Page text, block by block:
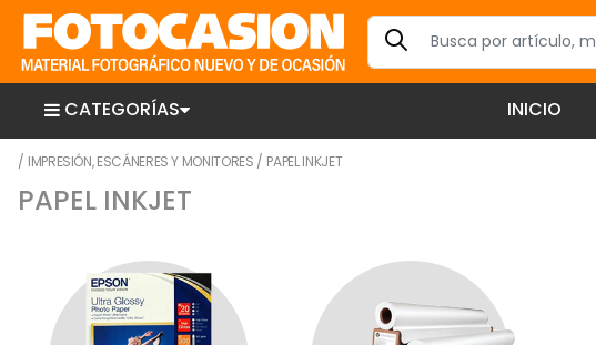
CATEGORÍAS INICIO
/ IMPRESIÓN, ESCÁNERES Y MONITORES / PAPEL INKJET
PAPEL INKJET